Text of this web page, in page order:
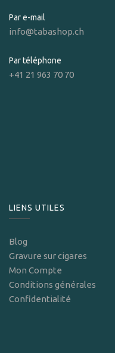
Par e-mail
info@tabashop.ch
Par téléphone
+41 21 963 70 70
LIENS UTILES
Blog
Gravure sur cigares
Mon Compte
Conditions générales
Confidentialité